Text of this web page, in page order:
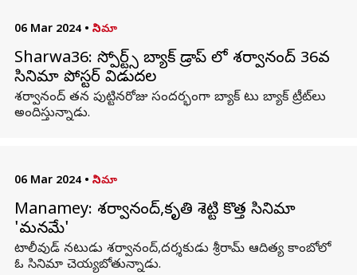
06 Mar 2024 • సినిమా
Sharwa36: స్పోర్ట్స్ బ్యాక్ డ్రాప్ లో శర్వానంద్ 36వ
సినిమా పోస్టర్ విడుదల
శర్వానంద్ తన పుట్టినరోజు సందర్భంగా బ్యాక్ టు బ్యాక్ ట్రీట్‌లు
అందిస్తున్నాడు.
06 Mar 2024 • సినిమా
Manamey: శర్వానంద్,కృతి శెట్టి కొత్త సినిమా
'మనమే'
టాలీవుడ్ నటుడు శర్వానంద్,దర్శకుడు శ్రీరామ్ ఆదిత్య కాంబోలో
ఓ సినిమా చెయ్యబోతున్నాడు.